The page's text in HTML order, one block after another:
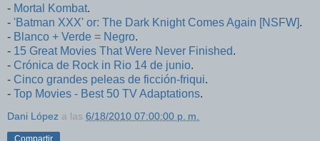
- Mortal Kombat.
- 'Batman XXX' or: The Dark Knight Comes Again [NSFW].
- Blanco + Verde = Negro.
- 15 Great Movies That Were Never Finished.
- Crónica de Rock in Rio 14 de junio.
- Cinco grandes peleas de ficción-friqui.
- Top Movies - Best 50 TV Adaptations.
Dani López a las 6/18/2010 07:00:00 p. m.
Compartir